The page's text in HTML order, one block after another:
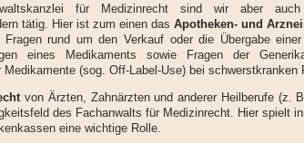
für Medizinrecht sind wir aber auch
tätig. Hier ist zum einen dasApotheken- und
rund um den Verkauf oder die Übergabe
eines Medikaments sowie Fragen der
Medikamente (sog. Off-Label-Use) bei schwerstkranken
von Ärzten, Zahnärzten und anderer Heilberufe (z.
des Fachanwalts für Medizinrecht. Hier spielt
eine wichtige Rolle.